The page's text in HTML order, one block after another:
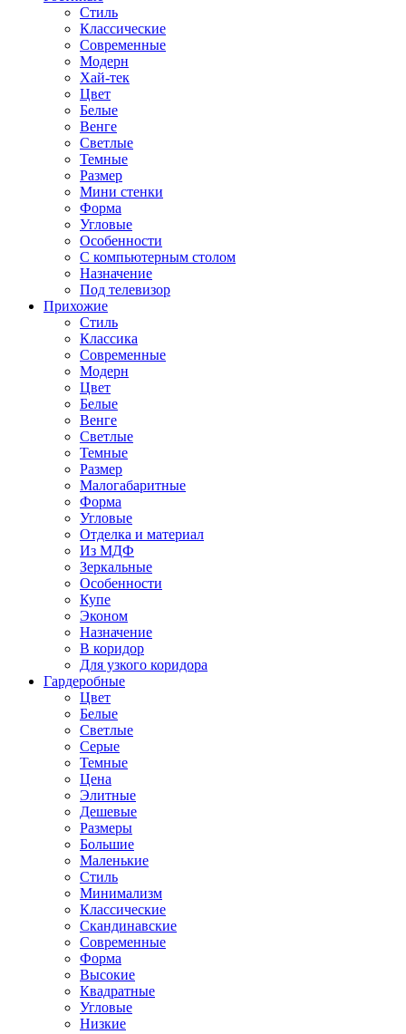
Стиль
Классические
Современные
Модерн
Хай-тек
Цвет
Белые
Венге
Светлые
Темные
Размер
Мини стенки
Форма
Угловые
Особенности
С компьютерным столом
Назначение
Под телевизор
Прихожие
Стиль
Классика
Современные
Модерн
Цвет
Белые
Венге
Светлые
Темные
Размер
Малогабаритные
Форма
Угловые
Отделка и материал
Из МДФ
Зеркальные
Особенности
Купе
Эконом
Назначение
В коридор
Для узкого коридора
Гардеробные
Цвет
Белые
Светлые
Серые
Темные
Цена
Элитные
Дешевые
Размеры
Большие
Маленькие
Стиль
Минимализм
Классические
Скандинавские
Современные
Форма
Высокие
Квадратные
Угловые
Низкие